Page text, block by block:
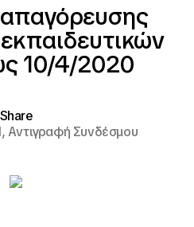
10/4/2020
Share
Αντιγραφή Συνδέσμου